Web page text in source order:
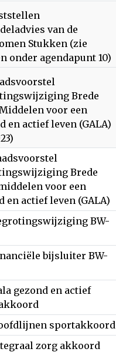
van de
Stukken (zie
onder agendapunt 10)
Brede
Middelen voor een
en actief leven (GALA)
Brede
voor een
en actief leven (GALA)
BW-
bijsluiter BW-
gezond en actief
sportakkoord
zorg akkoord